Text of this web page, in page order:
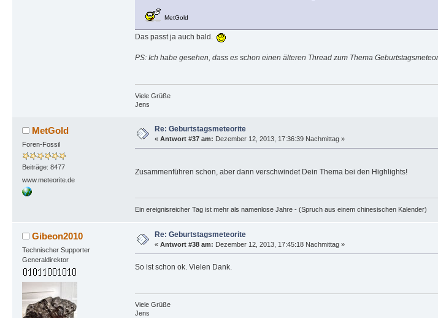
MetGold
Das passt ja auch bald.
PS: Ich habe gesehen, dass es schon einen älteren Thread zum Thema
Viele Grüße
Jens
MetGold
Foren-Fossil
Beiträge: 8477
www.meteorite.de
Re: Geburtstagsmeteorite
« Antwort #37 am: Dezember 12, 2013, 17:36:39 Nachmittag »
Zusammenführen schon, aber dann verschwindet Dein Thema bei den Highlights!
Ein ereignisreicher Tag ist mehr als namenlose Jahre - (Spruch aus einem chinesischen Kalender)
Gibeon2010
Technischer Supporter
Generaldirektor
Re: Geburtstagsmeteorite
« Antwort #38 am: Dezember 12, 2013, 17:45:18 Nachmittag »
So ist schon ok. Vielen Dank.
Viele Grüße
Jens